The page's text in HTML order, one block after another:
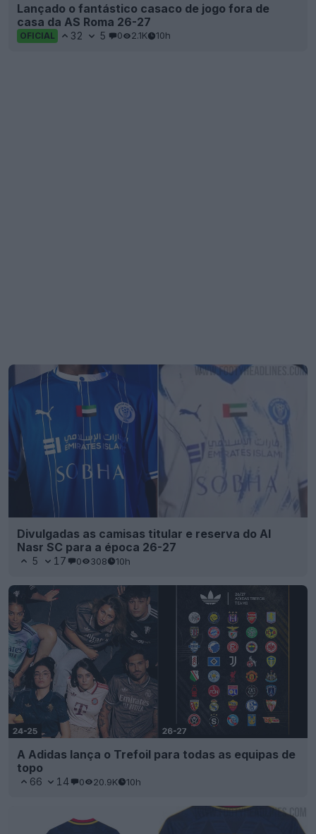
Lançado o fantástico casaco de jogo fora de
casa da AS Roma 26-27
OFICIAL 32 5 0 2.1K 10h
Divulgadas as camisas titular e reserva do Al
Nasr SC para a época 26-27
5 17 0 308 10h
A Adidas lança o Trefoil para todas as equipas de
topo
66 14 0 20.9K 10h